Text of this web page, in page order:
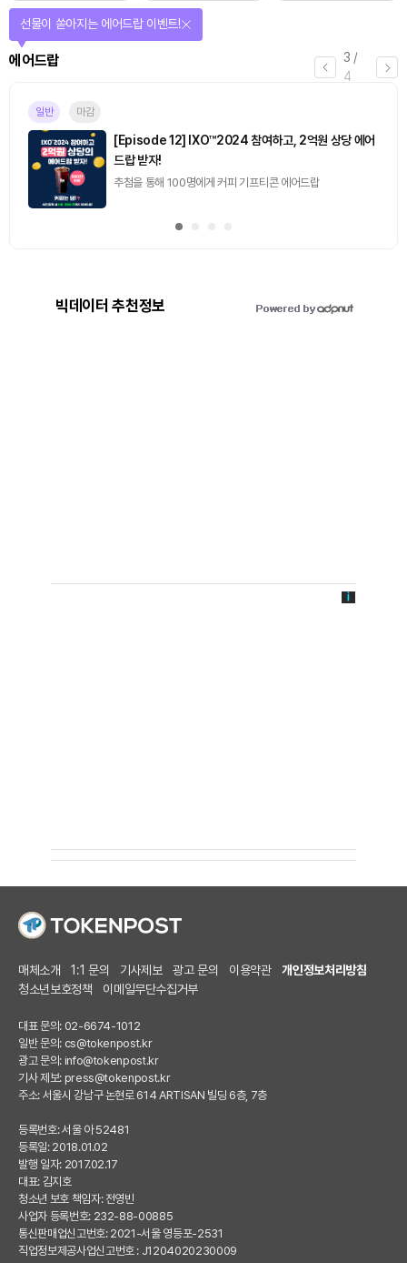
3 /
4
에어드랍
선물이 쏟아지는 에어드랍 이벤트!
일반 마감
[Episode 12] IXO™2024 참여하고, 2억원 상당 에어
드랍 받자!
추첨을 통해 100명에게 커피 기프티콘 에어드랍
빅데이터 추천정보
매체소개 1:1 문의 기사제보 광고 문의 이용약관
개인정보처리방침
청소년보호정책
이메일무단수집거부
대표 문의: 02-6674-1012
일반 문의: cs@tokenpost.kr
광고 문의: info@tokenpost.kr
기사 제보: press@tokenpost.kr
주소: 서울시 강남구 논현로 614 ARTISAN 빌딩 6층, 7층
등록번호: 서울 아 52481
등록일: 2018.01.02
발행 일자: 2017.02.17
대표: 김지호
청소년 보호 책임자: 전영빈
사업자 등록번호: 232-88-00885
통신판매업신고번호: 2021-서울 영등포-2531
직업정보제공사업신고번호 : J1204020230009